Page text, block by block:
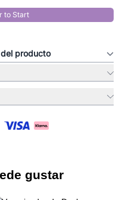
to Start
producto
gustar